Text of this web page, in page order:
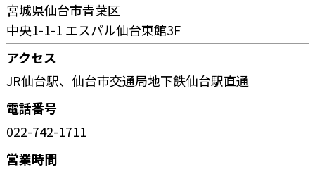
宮城県仙台市青葉区
中央1-1-1 エスパル仙台東館3F
アクセス
JR仙台駅、仙台市交通局地下鉄仙台駅直通
電話番号
022-742-1711
営業時間